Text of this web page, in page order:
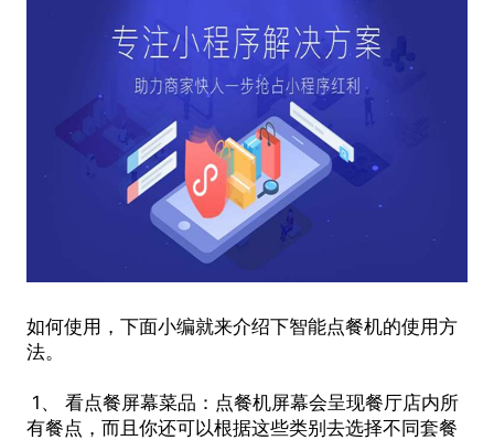
如何使用，下面小编就来介绍下智能点餐机的使用方
法。
1、 看点餐屏幕菜品：点餐机屏幕会呈现餐厅店内所
有餐点，而且你还可以根据这些类别去选择不同套餐